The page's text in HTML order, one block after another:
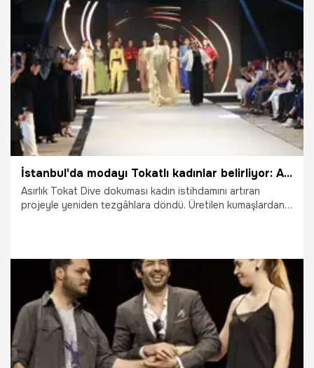
6.08.2026 Ekonomi
İstanbul'da modayı Tokatlı kadınlar belirliyor: Asırlık Dive dokuması podyuma çıktı
Asırlık Tokat Dive dokuması kadın istihdamını artıran
projeyle yeniden tezgâhlara döndü. Üretilen kumaşlardan
29.07.2026 Gündem